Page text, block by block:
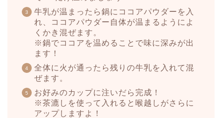
牛乳が温まったら鍋にココアパウダーを入
れ、ココアパウダー自体が温まるようによ
くかき混ぜます。
※鍋でココアを温めることで味に深みが出
ます！
全体に火が通ったら残りの牛乳を入れて混
ぜます。
お好みのカップに注いだら完成！
※茶漉しを使って入れると喉越しがさらに
アップしますよ！